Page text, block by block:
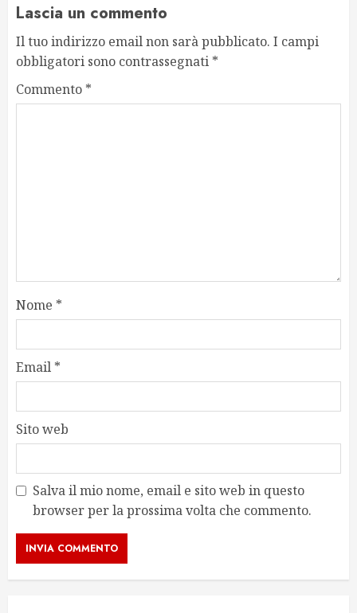
Lascia un commento
Il tuo indirizzo email non sarà pubblicato. I campi
obbligatori sono contrassegnati *
Commento *
Nome *
Email *
Sito web
Salva il mio nome, email e sito web in questo
browser per la prossima volta che commento.